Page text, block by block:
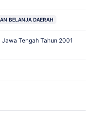
BELANJA DAERAH
Tengah Tahun 2001